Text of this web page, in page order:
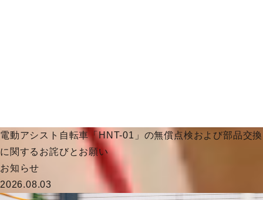
電動アシスト自転車「HNT-01」の無償点検および部品交換
に関するお詫びとお願い
お知らせ
2026.08.03